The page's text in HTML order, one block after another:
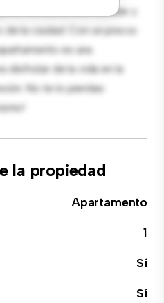
restaurantes, tiendas y
la ciudad. Con un precio
es una
disfrutar de la vida en la
No te lo pierdas:
la propiedad
Apartamento
1
Sí
Sí